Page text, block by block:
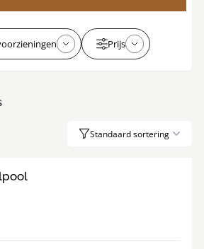
Prijs
Standaard sortering
1 /
8.9